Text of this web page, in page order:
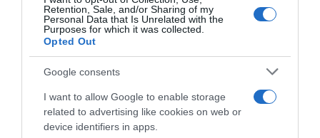
Retention, Sale, and/or Sharing of my
Personal Data that Is Unrelated with the
Purposes for which it was collected.
Opted Out
Google consents
I want to allow Google to enable storage
related to advertising like cookies on web or
device identifiers in apps.